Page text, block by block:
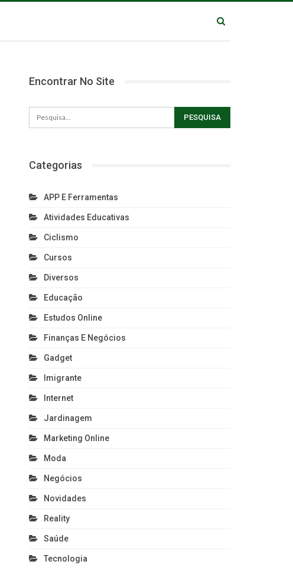
Encontrar No Site
Categorias
APP E Ferramentas
Atividades Educativas
Ciclismo
Cursos
Diversos
Educação
Estudos Online
Finanças E Negócios
Gadget
Imigrante
Internet
Jardinagem
Marketing Online
Moda
Negócios
Novidades
Reality
Saúde
Tecnologia